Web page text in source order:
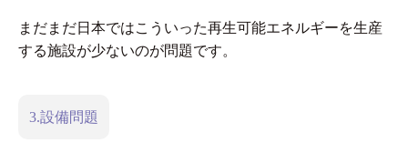
まだまだ日本ではこういった再生可能エネルギーを生産
する施設が少ないのが問題です。
3.設備問題